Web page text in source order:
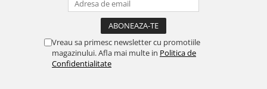
Vreau sa primesc newsletter cu promotiile
magazinului. Afla mai multe in Politica de
Confidentialitate